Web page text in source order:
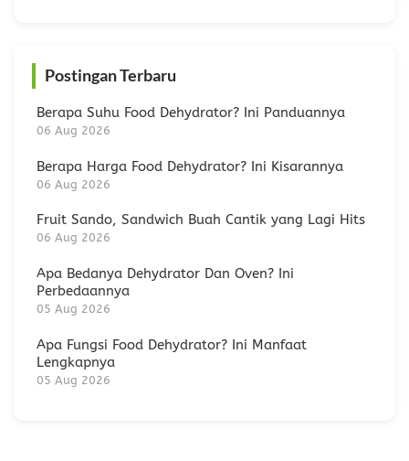
Postingan Terbaru
Berapa Suhu Food Dehydrator? Ini Panduannya
06 Aug 2026
Berapa Harga Food Dehydrator? Ini Kisarannya
06 Aug 2026
Fruit Sando, Sandwich Buah Cantik yang Lagi Hits
06 Aug 2026
Apa Bedanya Dehydrator Dan Oven? Ini
Perbedaannya
05 Aug 2026
Apa Fungsi Food Dehydrator? Ini Manfaat
Lengkapnya
05 Aug 2026